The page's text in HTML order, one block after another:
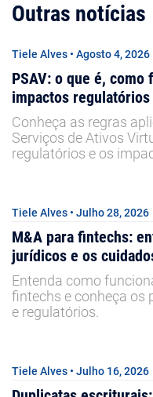
Outras notícias
Tiele Alves • Agosto 4, 2026
PSAV: o que é, como
impactos regulatórios
Conheça as regras
Serviços de Ativos
regulatórios e os
Tiele Alves • Julho 28, 2026
M&A para fintechs:
jurídicos e os
Entenda como
fintechs e conheça os
e regulatórios.
Tiele Alves • Julho 16, 2026